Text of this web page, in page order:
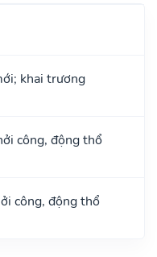
khai trương
công, động thổ
công, động thổ